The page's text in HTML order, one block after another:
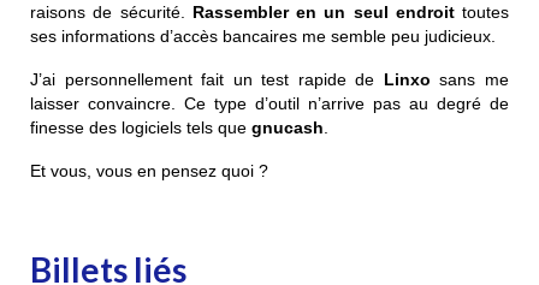
raisons de sécurité. Rassembler en un seul endroittoutes
ses informations d’accès bancaires me semble peu judicieux.
J’ai personnellement fait un test rapide de Linxo sans me
laisser convaincre. Ce type d’outil n’arrive pas au degré de
finesse des logiciels tels que gnucash.
Et vous, vous en pensez quoi ?
Billets liés